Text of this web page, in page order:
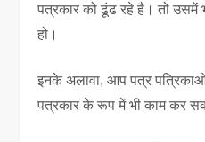
पत्रकार को ढूंढ रहे है। तो उसमें
हो।
इनके अलावा, आप पत्र पत्रिकाओं
पत्रकार के रूप में भी काम कर